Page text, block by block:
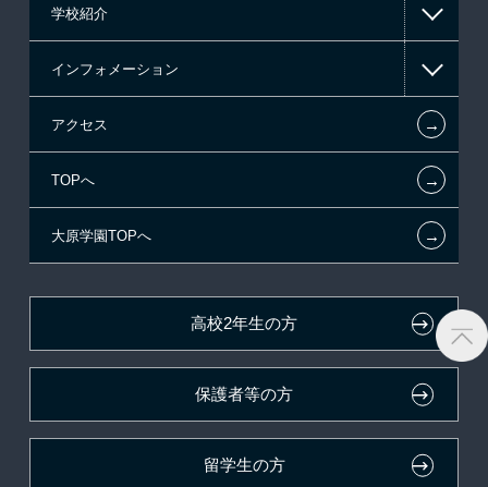
日本学生支援機構の奨学金
日本政策金融公庫（国の教育ローン）
提携教育ローン
新聞奨学生
試験による特待生制度
取得資格による特待生制度
吹奏楽部による特待生制度
一般入学
AO入学制度
指定校推薦入学
特別推薦入学
推薦入学
生徒会活動推薦入学
自己推薦入学
大学・短大・公務員併願制度
学校紹介
在校生からあなたへ
夢を叶えた先輩たち
施設・研修所
学生マンションのご案内
大原学園グループ案内
インフォメーション
お知らせ・新着情報
在校生へのお知らせ
各種証明書の発行ご希望の方
採用ご担当の方
アクセス ←
TOPへ ←
大原学園TOPへ ←
高校2年生の方
保護者等の方
留学生の方